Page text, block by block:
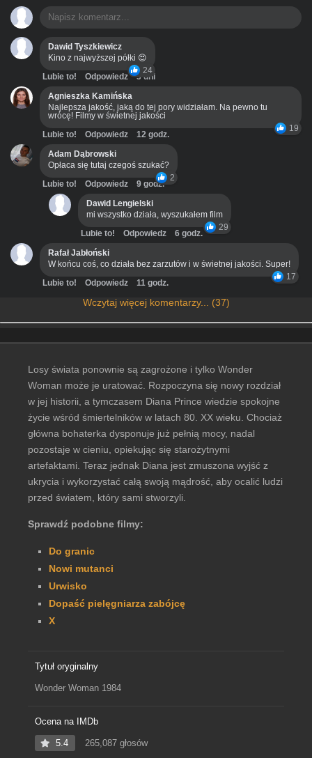
Dawid Tyszkiewicz
Kino z najwyższej półki 😍
24
Lubie to! Odpowiedz
3 dni
Agnieszka Kamińska
Najlepsza jakość, jaką do tej pory widziałam. Na pewno tu
wrócę! Filmy w świetnej jakości
19
Lubie to! Odpowiedz
12 godz.
Adam Dąbrowski
Opłaca się tutaj czegoś szukać?
2
Lubie to! Odpowiedz
9 godz.
Dawid Lengielski
mi wszystko działa, wyszukałem film
29
Lubie to! Odpowiedz
6 godz.
Rafał Jabłoński
W końcu coś, co działa bez zarzutów i w świetnej jakości. Super!
17
Lubie to! Odpowiedz 11 godz.
Wczytaj więcej komentarzy... (37)
Losy świata ponownie są zagrożone i tylko Wonder
Woman może je uratować. Rozpoczyna się nowy rozdział
w jej historii, a tymczasem Diana Prince wiedzie spokojne
życie wśród śmiertelników w latach 80. XX wieku. Chociaż
główna bohaterka dysponuje już pełnią mocy, nadal
pozostaje w cieniu, opiekując się starożytnymi
artefaktami. Teraz jednak Diana jest zmuszona wyjść z
ukrycia i wykorzystać całą swoją mądrość, aby ocalić ludzi
przed światem, który sami stworzyli.
Sprawdź podobne filmy:
Do granic
Nowi mutanci
Urwisko
Dopaść pielęgniarza zabójcę
X
Tytuł oryginalny
Wonder Woman 1984
Ocena na IMDb
5.4 265,087 głosów